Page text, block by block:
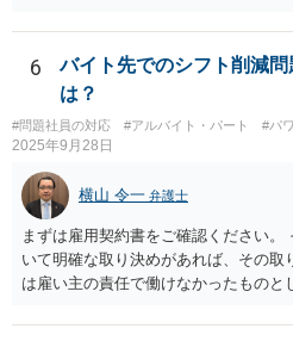
あり、その場合は違法性を帯びること
場合はより大きなグループ（企業全
をぼかして「約●％」とする等の工夫
れません。
6
バイト先でのシフト削減
は？
#問題社員の対応 #アルバイト・パート #パ
2025年9月28日
横山 令一 弁護士
まずは雇用契約書をご確認ください
いて明確な取り決めがあれば、その取
は雇い主の責任で働けなかったもの
条）を請求できる可能性があります。